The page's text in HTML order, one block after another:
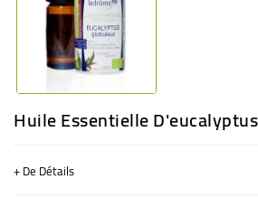
Huile Essentielle
+ De Détails